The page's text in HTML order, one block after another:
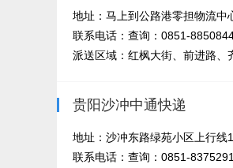
地址：马上到公路港零担物流中
联系电话：查询：0851-
派送区域：红枫大街、前进路、
贵阳沙冲中通快递
地址：沙冲东路绿苑小区上行线
联系电话：查询：0851-